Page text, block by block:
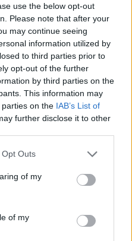
use the below opt-out
Please note that after your
may continue seeing
information utilized by
to third parties prior to
opt-out of the further
by third parties on the
This information may
on the IAB’s List of
further disclose it to other
uses one or more Google
behaviour. You may click to
and its third-party tags to
purposes in below Google
Outs
of my
of my